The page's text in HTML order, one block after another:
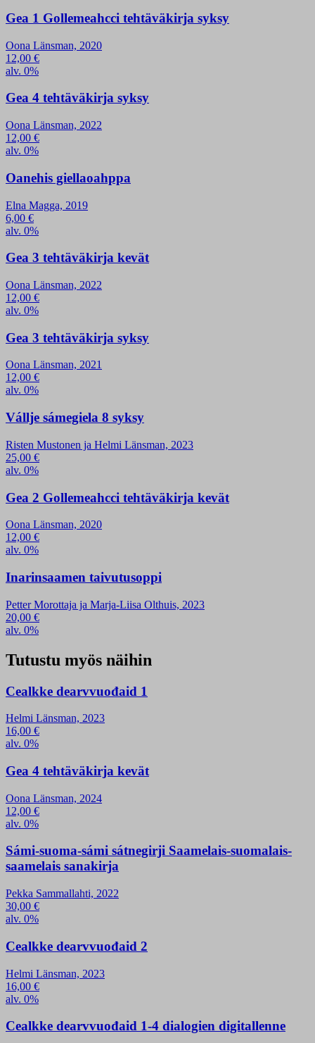
Gea 1 Gollemeahcci tehtäväkirja syksy
Oona Länsman, 2020
12,00 €
alv. 0%
Gea 4 tehtäväkirja syksy
Oona Länsman, 2022
12,00 €
alv. 0%
Oanehis giellaoahppa
Elna Magga, 2019
6,00 €
alv. 0%
Gea 3 tehtäväkirja kevät
Oona Länsman, 2022
12,00 €
alv. 0%
Gea 3 tehtäväkirja syksy
Oona Länsman, 2021
12,00 €
alv. 0%
Vállje sámegiela 8 syksy
Risten Mustonen ja Helmi Länsman, 2023
25,00 €
alv. 0%
Gea 2 Gollemeahcci tehtäväkirja kevät
Oona Länsman, 2020
12,00 €
alv. 0%
Inarinsaamen taivutusoppi
Petter Morottaja ja Marja-Liisa Olthuis, 2023
20,00 €
alv. 0%
Tutustu myös näihin
Cealkke dearvvuođaid 1
Helmi Länsman, 2023
16,00 €
alv. 0%
Gea 4 tehtäväkirja kevät
Oona Länsman, 2024
12,00 €
alv. 0%
Sámi-suoma-sámi sátnegirji Saamelais-suomalais-
saamelais sanakirja
Pekka Sammallahti, 2022
30,00 €
alv. 0%
Cealkke dearvvuođaid 2
Helmi Länsman, 2023
16,00 €
alv. 0%
Cealkke dearvvuođaid 1-4 dialogien digitallenne